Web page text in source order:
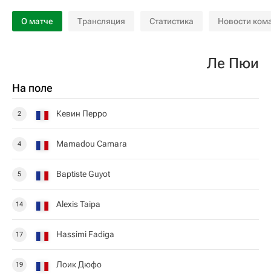
О матче Трансляция Статистика Новости
Ле Пюи
На поле
2 Кевин Перро
4 Mamadou Camara
5 Baptiste Guyot
14 Alexis Taipa
17 Hassimi Fadiga
19 Лоик Дюфо